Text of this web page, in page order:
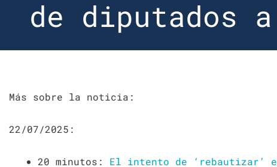
de diputados a
Más sobre la noticia:
22/07/2025:
20 minutos: El intento de ‘rebautizar’